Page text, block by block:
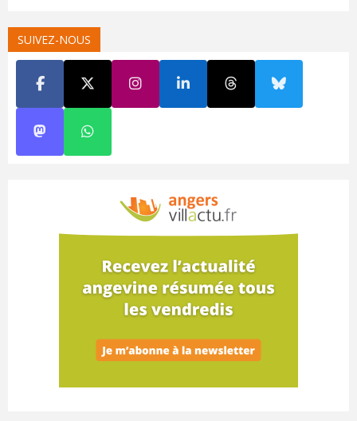
SUIVEZ-NOUS